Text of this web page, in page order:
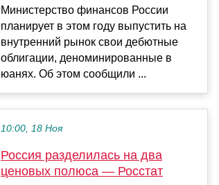
Министерство финансов России
планирует в этом году выпустить на
внутренний рынок свои дебютные
облигации, деноминированные в
юанях. Об этом сообщили ...
10:00, 18 Ноя
Россия разделилась на два
ценовых полюса — Росстат